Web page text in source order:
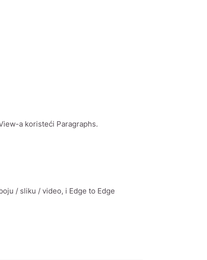
a koristeći Paragraphs.
/ sliku / video, i Edge to Edge